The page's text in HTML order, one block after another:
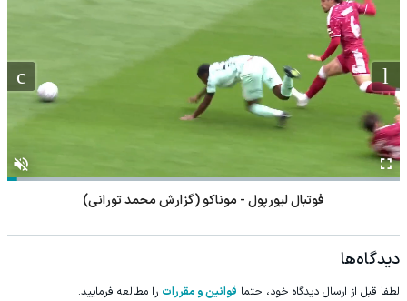
فوتبال لیورپول - موناکو (گزارش محمد تورانی)
دیدگاه‌ها
لطفا قبل از ارسال دیدگاه خود، حتما قوانین و مقررات را مطالعه فرمایید.